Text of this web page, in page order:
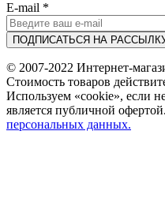
E-mail *
© 2007-2022 Интернет-
Стоимость товаров
Используем «cookie», если
является публичной офертой.
персональных данных.